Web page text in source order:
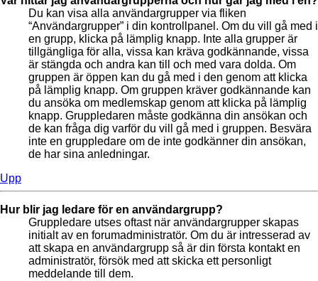
Du kan visa alla användargrupper via fliken
“Användargrupper” i din kontrollpanel. Om du vill gå med i
en grupp, klicka på lämplig knapp. Inte alla grupper är
tillgängliga för alla, vissa kan kräva godkännande, vissa
är stängda och andra kan till och med vara dolda. Om
gruppen är öppen kan du gå med i den genom att klicka
på lämplig knapp. Om gruppen kräver godkännande kan
du ansöka om medlemskap genom att klicka på lämplig
knapp. Gruppledaren måste godkänna din ansökan och
de kan fråga dig varför du vill gå med i gruppen. Besvära
inte en gruppledare om de inte godkänner din ansökan,
de har sina anledningar.
Upp
Hur blir jag ledare för en användargrupp?
Gruppledare utses oftast när användargrupper skapas
initialt av en forumadministratör. Om du är intresserad av
att skapa en användargrupp så är din första kontakt en
administratör, försök med att skicka ett personligt
meddelande till dem.